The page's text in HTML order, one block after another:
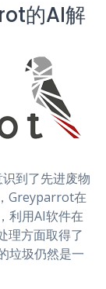
的AI解
到了先进废物
Greyparrot在
利用AI软件在
理方面取得了
垃圾仍然是一